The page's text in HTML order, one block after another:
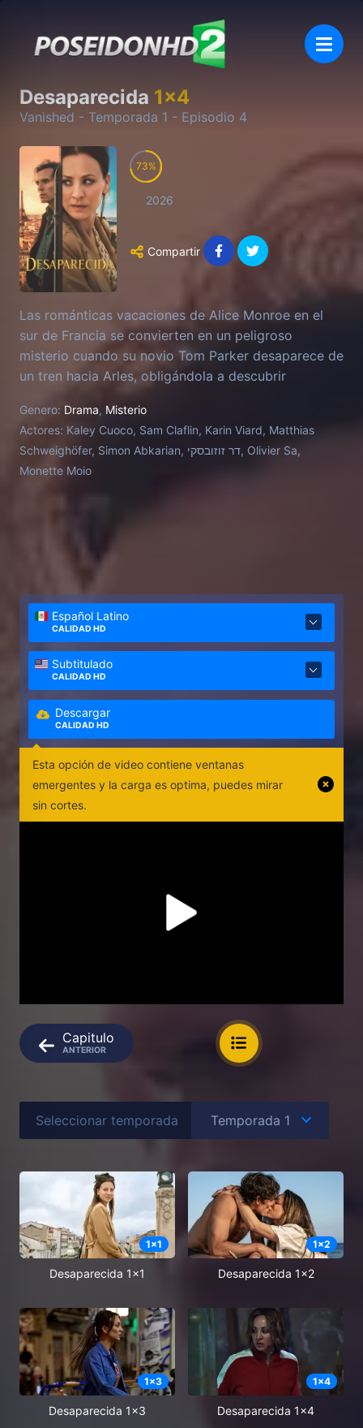
Desaparecida 1x4
Vanished - Temporada 1 - Episodio 4
73
2026
Compartir
Las románticas vacaciones de Alice Monroe en el
sur de Francia se convierten en un peligroso
misterio cuando su novio Tom Parker desaparece de
un tren hacia Arles, obligándola a descubrir
verdades ocultas sobre su pasado.
Genero: Drama, Misterio
Actores: Kaley Cuoco, Sam Claflin, Karin Viard, Matthias
Schweighöfer, Simon Abkarian, דר זוזובסקי, Olivier Sa,
Monette Moio
Español Latino
CALIDAD HD
Subtitulado
CALIDAD HD
Descargar
CALIDAD HD
Esta opción de video contiene ventanas
emergentes y la carga es optima, puedes mirar
sin cortes.
Capitulo
ANTERIOR
Seleccionar temporada
1x1
Desaparecida 1x1
1x2
Desaparecida 1x2
1x3
Desaparecida 1x3
1x4
Desaparecida 1x4